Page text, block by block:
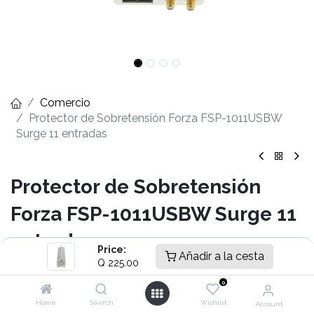
Price:
Q 225.00 Añadir a la cesta
Home Search
0
Wishlist Account
Comercio
Protector de Sobretensión Forza FSP-1011USBW
Surge 11 entradas
Protector de Sobretensión
Forza FSP-1011USBW Surge 11
entradas
- Capacidad de 1750W
- Voltaje 110V/220V
- 4 x Tomacorrientes giratorios